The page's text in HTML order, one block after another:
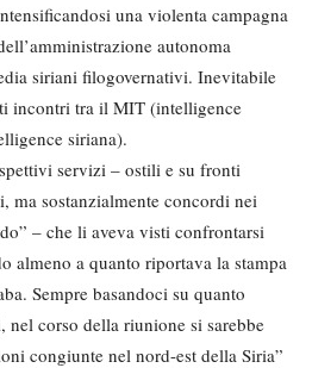
una violenta campagna
autonoma
siriani filogovernativi. Inevitabile
incontri tra il MIT (intelligence
siriana).
servizi – ostili e su fronti
ma sostanzialmente concordi nei
– che li aveva visti confrontarsi
almeno a quanto riportava la stampa
Sempre basandoci su quanto
corso della riunione si sarebbe
congiunte nel nord-est della Siria”